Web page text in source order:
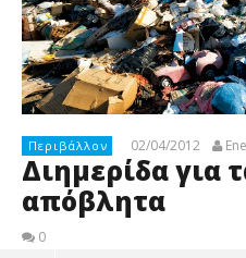
Περιβάλλον 02/04/2012
Διημερίδα για
απόβλητα
0